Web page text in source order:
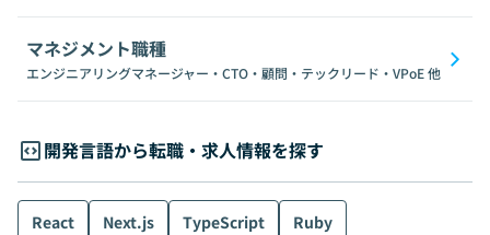
マネジメント職種
エンジニアリングマネージャー・CTO・顧問・テックリード・VPoE他
開発言語から転職・求人情報を探す
React Next.js TypeScript
Ruby